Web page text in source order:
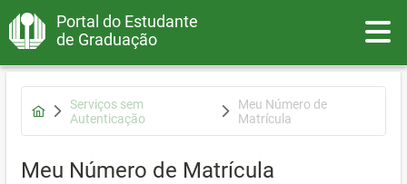
Portal do Estudante
de Graduação
Serviços sem
Autenticação
Meu Número de
Matrícula
Meu Número de Matrícula